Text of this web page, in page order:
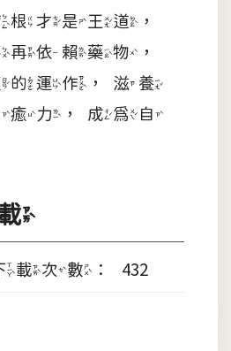
根才是王道，
再依賴藥物，
的運作，滋養
癒力，成為自
載次數： 432